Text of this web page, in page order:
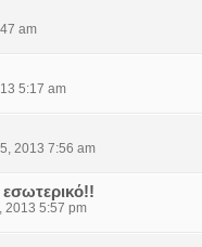
am
5:17 am
2013 7:56 am
εσωτερικό!!
2013 5:57 pm